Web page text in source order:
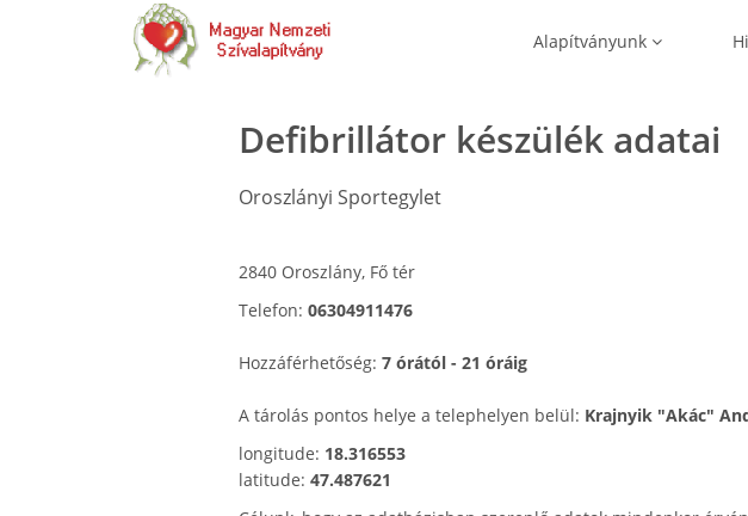
Alapítványunk
Defibrillátor készülék adatai
Oroszlányi Sportegylet
2840 Oroszlány, Fő tér
Telefon: 06304911476
Hozzáférhetőség: 7 órától - 21 óráig
A tárolás pontos helye a telephelyen belül: Krajnyik "Akác"
longitude: 18.316553
latitude: 47.487621